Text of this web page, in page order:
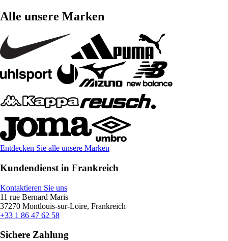
Alle unsere Marken
Entdecken Sie alle unsere Marken
Kundendienst in Frankreich
Kontaktieren Sie uns
11 rue Bernard Maris
37270 Montlouis-sur-Loire, Frankreich
+33 1 86 47 62 58
Sichere Zahlung